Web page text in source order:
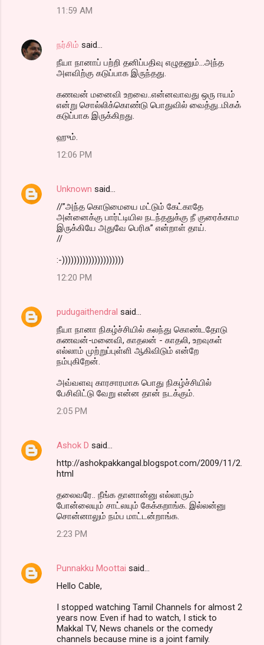
11:59 AM
நர்சிம் said…
நீயா நானாப் பற்றி தனிப்பதிவு எழுதனும்...அந்த
அளவிற்கு கடுப்பாக இருந்தது.
கணவன் மனைவி உறவை..என்னவாவது ஒரு ஈயம்
என்று சொல்லிக்கொண்டு பொதுவில் வைத்து..மிகக்
கடுப்பாக இருக்கிறது.
ஹும்.
12:06 PM
Unknown said…
//”அந்த கொடுமையை மட்டும் கேட்காதே
அன்னைக்கு பார்ட்டியில நடந்ததுக்கு நீ குரைக்காம
இருக்கியே அதுவே பெரிசு” என்றாள் தாய்.
//
:-)))))))))))))))))))))
12:20 PM
pudugaithendral said…
நீயா நானா நிகழ்ச்சியில் கலந்து கொண்டதோடு
கணவன்-மனைவி, காதலன் - காதலி, உறவுகள்
எல்லாம் முற்றுப்புள்ளி ஆகிவிடும் என்றே
நம்புகிறேன்.
அவ்வளவு காரசாரமாக பொது நிகழ்ச்சியில்
பேசிவிட்டு வேறு என்ன தான் நடக்கும்.
2:05 PM
Ashok D said…
http://ashokpakkangal.blogspot.com/2009/11/2.
html
தலைவரே.. நீங்க தானான்னு எல்லாரும்
போன்லையும் சாட்லயும் கேக்கறாங்க. இல்லன்னு
சொன்னாலும் நம்ப மாட்டன்றாங்க.
2:23 PM
Punnakku Moottai said…
Hello Cable,
I stopped watching Tamil Channels for almost 2
years now. Even if had to watch, I stick to
Makkal TV, News chanels or the comedy
channels because mine is a joint family.